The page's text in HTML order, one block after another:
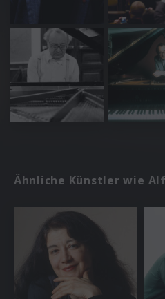
Ähnliche Künstler wie